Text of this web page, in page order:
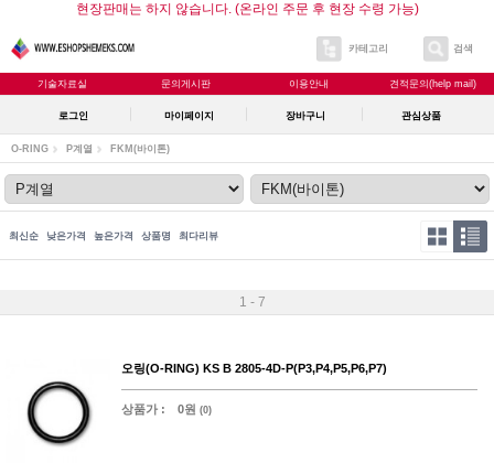
현장판매는 하지 않습니다. (온라인 주문 후 현장 수령 가능)
카테고리 검색
기술자료실 문의게시판 이용안내 견적문의(help mail)
로그인 마이페이지 장바구니 관심상품
O-RING P계열 FKM(바이톤)
최신순 낮은가격 높은가격 상품명 최다리뷰
1 - 7
오링(O-RING) KS B 2805-4D-P(P3,P4,P5,P6,P7)
상품가 : 0원 (0)